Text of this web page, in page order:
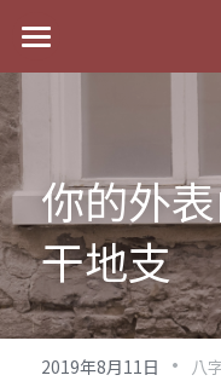
最新消息
實體經營
祖傳命理
手工印鑑
課程介紹
五行八字學
後天派陽宅
Blog
黃金會員專區
試閱專區
你的外
干地支
2019年8月11日 · 八
科學八字推理PDF
《十神高階實戰
1美元超值PDF